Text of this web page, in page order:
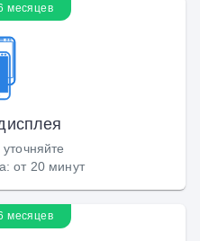
месяцев
уточняйте
:от 20 минут
месяцев